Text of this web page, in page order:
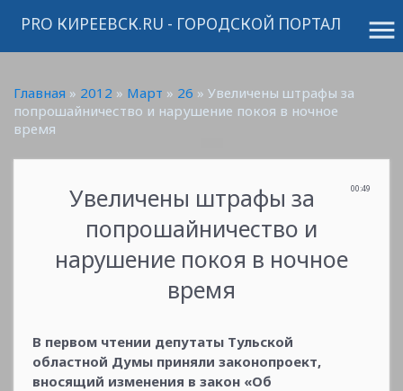
menu
PRO КИРЕЕВСК.RU - ГОРОДСКОЙ ПОРТАЛ
Главная » 2012 » Март » 26 » Увеличены штрафы за
попрошайничество и нарушение покоя в ночное
время
00:49
Увеличены штрафы за
попрошайничество и
нарушение покоя в ночное
время
В первом чтении депутаты Тульской
областной Думы приняли законопроект,
вносящий изменения в закон «Об